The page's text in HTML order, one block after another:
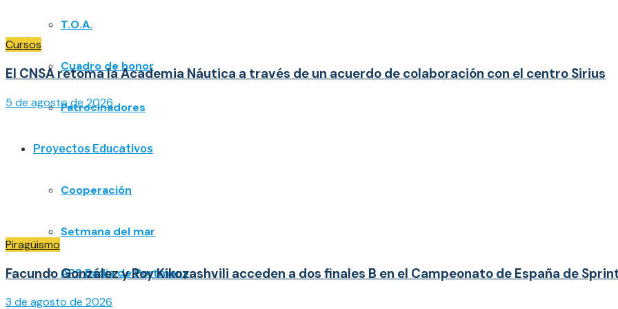
T.O.A.
Cuadro de honor
Patrocinadores
Proyectos Educativos
Cooperación
Setmana del mar
APS Badia de Portmany
Cursos
El CNSA retoma la Academia Náutica a través de un acuerdo de colaboración con el centro Sirius
5 de agosto de 2026
Piragüismo
Facundo González y Roy Kikozashvili acceden a dos finales B en el Campeonato de España de
3 de agosto de 2026